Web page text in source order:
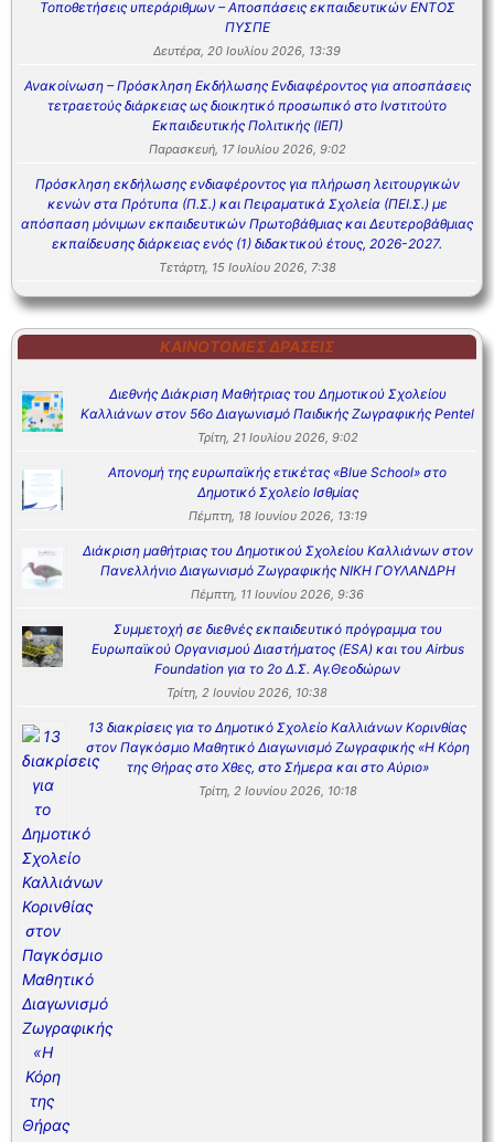
Τοποθετήσεις υπεράριθμων – Αποσπάσεις εκπαιδευτικών ΕΝΤΟΣ
ΠΥΣΠΕ
Δευτέρα, 20 Ιουλίου 2026, 13:39
Ανακοίνωση – Πρόσκληση Εκδήλωσης Ενδιαφέροντος για αποσπάσεις
τετραετούς διάρκειας ως διοικητικό προσωπικό στο Ινστιτούτο
Εκπαιδευτικής Πολιτικής (ΙΕΠ)
Παρασκευή, 17 Ιουλίου 2026, 9:02
Πρόσκληση εκδήλωσης ενδιαφέροντος για πλήρωση λειτουργικών
κενών στα Πρότυπα (Π.Σ.) και Πειραματικά Σχολεία (ΠΕΙ.Σ.) με
απόσπαση μόνιμων εκπαιδευτικών Πρωτοβάθμιας και Δευτεροβάθμιας
εκπαίδευσης διάρκειας ενός (1) διδακτικού έτους, 2026-2027.
Τετάρτη, 15 Ιουλίου 2026, 7:38
ΚΑΙΝΟΤΌΜΕΣ ΔΡΆΣΕΙΣ
Διεθνής Διάκριση Μαθήτριας του Δημοτικού Σχολείου
Καλλιάνων στον 56ο Διαγωνισμό Παιδικής Ζωγραφικής Pentel
Τρίτη, 21 Ιουλίου 2026, 9:02
Απονομή της ευρωπαϊκής ετικέτας «Blue School» στο
Δημοτικό Σχολείο Ισθμίας
Πέμπτη, 18 Ιουνίου 2026, 13:19
Διάκριση μαθήτριας του Δημοτικού Σχολείου Καλλιάνων στον
Πανελλήνιο Διαγωνισμό Ζωγραφικής ΝΙΚΗ ΓΟΥΛΑΝΔΡΗ
Πέμπτη, 11 Ιουνίου 2026, 9:36
Συμμετοχή σε διεθνές εκπαιδευτικό πρόγραμμα του
Ευρωπαϊκού Οργανισμού Διαστήματος (ESA) και του Airbus
Foundation για το 2ο Δ.Σ. Αγ.Θεοδώρων
Τρίτη, 2 Ιουνίου 2026, 10:38
13 διακρίσεις για το Δημοτικό Σχολείο Καλλιάνων Κορινθίας
στον Παγκόσμιο Μαθητικό Διαγωνισμό Ζωγραφικής «Η Κόρη
της Θήρας στο Χθες, στο Σήμερα και στο Αύριο»
Τρίτη, 2 Ιουνίου 2026, 10:18